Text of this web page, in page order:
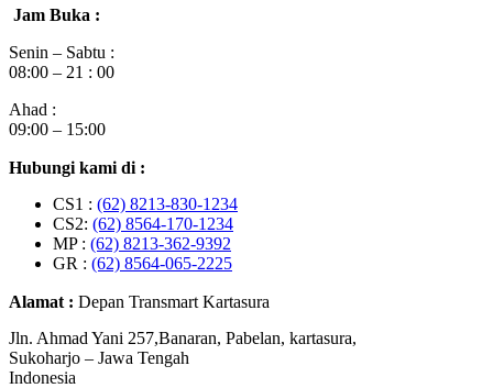
Jam Buka :
Senin – Sabtu :
08:00 – 21 : 00
Ahad :
09:00 – 15:00
Hubungi kami di :
CS1 : (62) 8213-830-1234
CS2: (62) 8564-170-1234
MP : (62) 8213-362-9392
GR : (62) 8564-065-2225
Alamat : Depan Transmart Kartasura
Jln. Ahmad Yani 257,Banaran, Pabelan, kartasura,
Sukoharjo – Jawa Tengah
Indonesia